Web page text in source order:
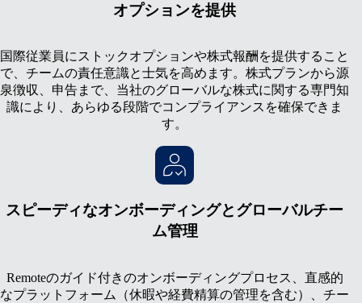
オプションを提供
国際従業員にストックオプションや株式報酬を提供すること
で、チームの責任意識と士気を高めます。株式プランから源
泉徴収、申告まで、当社のグローバルな株式に関する専門知
識により、あらゆる段階でコンプライアンスを確保できま
す。
スピーディなオンボーディングとグローバルチー
ム管理
Remoteのガイド付きのオンボーディングプロセス、直感的
なプラットフォーム（休暇や経費精算の管理を含む）、チー